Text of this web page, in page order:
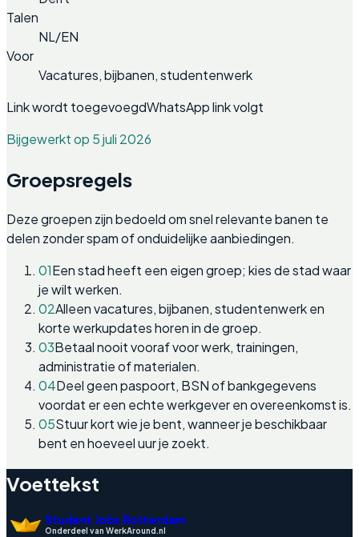
Talen
NL/EN
Voor
Vacatures, bijbanen, studentenwerk
Link wordt toegevoegdWhatsApp link volgt
Bijgewerkt op 5 juli 2026
Groepsregels
Deze groepen zijn bedoeld om snel relevante banen te
delen zonder spam of onduidelijke aanbiedingen.
01Een stad heeft een eigen groep; kies de stad waar
je wilt werken.
02Alleen vacatures, bijbanen, studentenwerk en
korte werkupdates horen in de groep.
03Betaal nooit vooraf voor werk, trainingen,
administratie of materialen.
04Deel geen paspoort, BSN of bankgegevens
voordat er een echte werkgever en overeenkomst is.
05Stuur kort wie je bent, wanneer je beschikbaar
bent en hoeveel uur je zoekt.
Voettekst
Student Jobs Rotterdam
Onderdeel van WerkAround.nl